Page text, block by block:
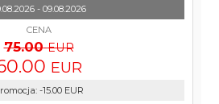
- 09.08.2026
CENA
75.00 EUR
EUR
: -15.00 EUR